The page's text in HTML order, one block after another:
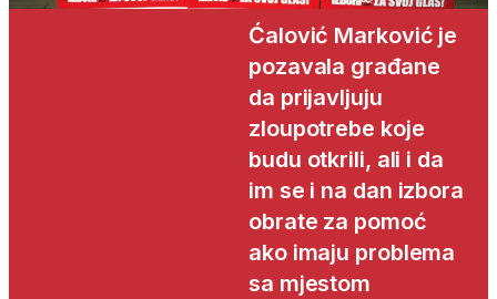
Ćalović Marković je
pozavala građane
da prijavljuju
zloupotrebe koje
budu otkrili, ali i da
im se i na dan izbora
obrate za pomoć
ako imaju problema
sa mjestom